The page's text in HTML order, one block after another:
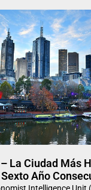
La Ciudad Más
Año